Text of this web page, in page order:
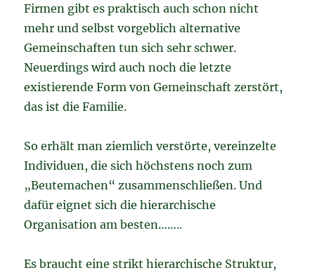
Firmen gibt es praktisch auch schon nicht
mehr und selbst vorgeblich alternative
Gemeinschaften tun sich sehr schwer.
Neuerdings wird auch noch die letzte
existierende Form von Gemeinschaft zerstört,
das ist die Familie.
So erhält man ziemlich verstörte, vereinzelte
Individuen, die sich höchstens noch zum
„Beutemachen“ zusammenschließen. Und
dafür eignet sich die hierarchische
Organisation am besten……..
Es braucht eine strikt hierarchische Struktur,